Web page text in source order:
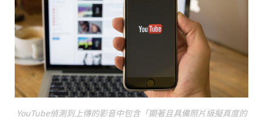
YouTube偵測到上傳的影音中包含「顯著且具備照片級擬真度的